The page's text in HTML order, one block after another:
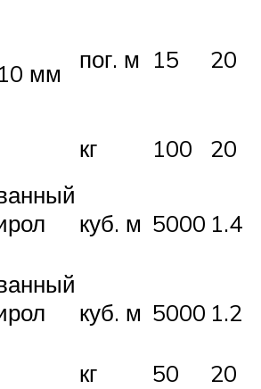
мм
пог. м 15 20
кг 100
20
куб. м 5000 1.4
куб. м 5000 1.2
кг 50
20